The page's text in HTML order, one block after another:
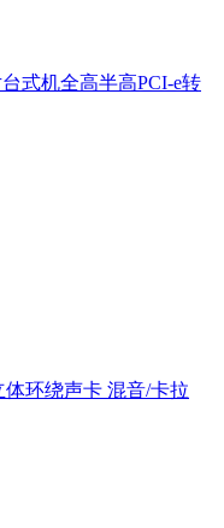
式机全高半高PCI-e转
环绕声卡 混音/卡拉